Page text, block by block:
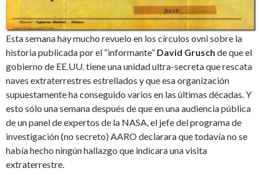
Esta semana hay mucho revuelo en los círculos ovni sobre la
historia publicada por el “informante” David Grusch de que el
gobierno de EE.UU. tiene una unidad ultra-secreta que rescata
naves extraterrestres estrellados y que esa organización
supuestamente ha conseguido varios en las últimas décadas. Y
esto sólo una semana después de que en una audiencia pública
de un panel de expertos de la NASA, el jefe del programa de
investigación (no secreto) AARO declarara que todavía no se
había hecho ningún hallazgo que indicara una visita
extraterrestre.